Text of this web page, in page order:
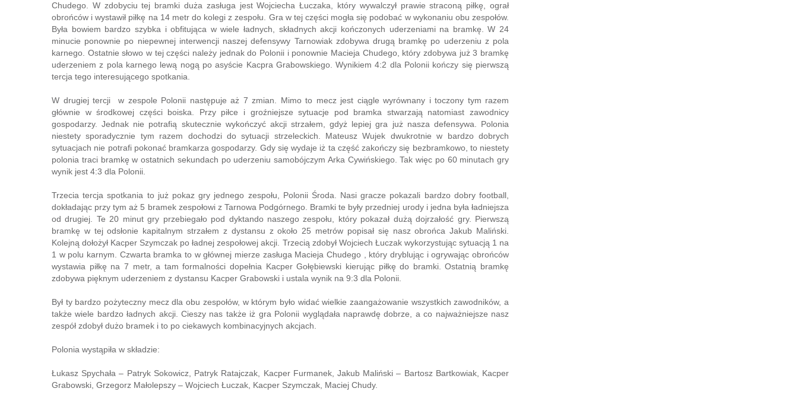
Chudego. W zdobyciu tej bramki duża zasługa jest Wojciecha Łuczaka, który wywalczył prawie straconą piłkę, ograł
obrońców i wystawił piłkę na 14 metr do kolegi z zespołu. Gra w tej części mogła się podobać w wykonaniu obu zespołów.
Była bowiem bardzo szybka i obfitująca w wiele ładnych, składnych akcji kończonych uderzeniami na bramkę. W 24
minucie ponownie po niepewnej interwencji naszej defensywy Tarnowiak zdobywa drugą bramkę po uderzeniu z pola
karnego. Ostatnie słowo w tej części należy jednak do Polonii i ponownie Macieja Chudego, który zdobywa już 3 bramkę
uderzeniem z pola karnego lewą nogą po asyście Kacpra Grabowskiego. Wynikiem 4:2 dla Polonii kończy się pierwszą
tercja tego interesującego spotkania.
W drugiej tercji w zespole Polonii następuje aż 7 zmian. Mimo to mecz jest ciągle wyrównany i toczony tym razem
głównie w środkowej części boiska. Przy piłce i groźniejsze sytuacje pod bramka stwarzają natomiast zawodnicy
gospodarzy. Jednak nie potrafią skutecznie wykończyć akcji strzałem, gdyż lepiej gra już nasza defensywa. Polonia
niestety sporadycznie tym razem dochodzi do sytuacji strzeleckich. Mateusz Wujek dwukrotnie w bardzo dobrych
sytuacjach nie potrafi pokonać bramkarza gospodarzy. Gdy się wydaje iż ta część zakończy się bezbramkowo, to niestety
polonia traci bramkę w ostatnich sekundach po uderzeniu samobójczym Arka Cywińskiego. Tak więc po 60 minutach gry
wynik jest 4:3 dla Polonii.
Trzecia tercja spotkania to już pokaz gry jednego zespołu, Polonii Środa. Nasi gracze pokazali bardzo dobry football,
dokładając przy tym aż 5 bramek zespołowi z Tarnowa Podgórnego. Bramki te były przedniej urody i jedna była ładniejsza
od drugiej. Te 20 minut gry przebiegało pod dyktando naszego zespołu, który pokazał dużą dojrzałość gry. Pierwszą
bramkę w tej odsłonie kapitalnym strzałem z dystansu z około 25 metrów popisał się nasz obrońca Jakub Maliński.
Kolejną dołożył Kacper Szymczak po ładnej zespołowej akcji. Trzecią zdobył Wojciech Łuczak wykorzystując sytuacją 1 na
1 w polu karnym. Czwarta bramka to w głównej mierze zasługa Macieja Chudego , który dryblując i ogrywając obrońców
wystawia piłkę na 7 metr, a tam formalności dopełnia Kacper Gołębiewski kierując piłkę do bramki. Ostatnią bramkę
zdobywa pięknym uderzeniem z dystansu Kacper Grabowski i ustala wynik na 9:3 dla Polonii.
Był ty bardzo pożyteczny mecz dla obu zespołów, w którym było widać wielkie zaangażowanie wszystkich zawodników, a
także wiele bardzo ładnych akcji. Cieszy nas także iż gra Polonii wyglądała naprawdę dobrze, a co najważniejsze nasz
zespół zdobył dużo bramek i to po ciekawych kombinacyjnych akcjach.
Polonia wystąpiła w składzie:
Łukasz Spychała – Patryk Sokowicz, Patryk Ratajczak, Kacper Furmanek, Jakub Maliński – Bartosz Bartkowiak, Kacper
Grabowski, Grzegorz Małolepszy – Wojciech Łuczak, Kacper Szymczak, Maciej Chudy.